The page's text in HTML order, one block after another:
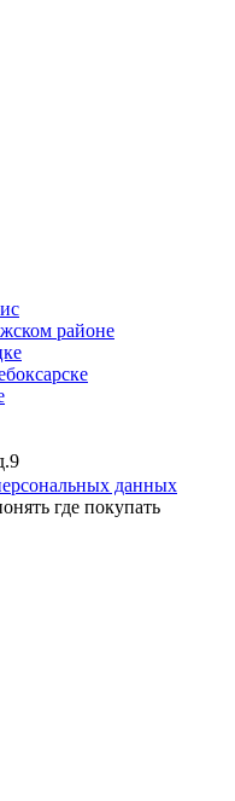
районе
данных
где покупать